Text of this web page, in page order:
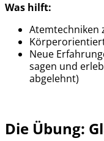
Was hilft:
Atemtechniken
Neue
sagen und
abgelehnt)
Die Übung: